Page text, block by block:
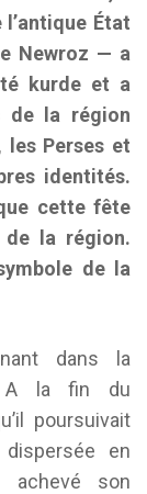
État
Newroz — a
kurde et a
de la région
les Perses et
identités.
cette fête
de la région.
de la
dans la
A la fin du
poursuivait
en
achevé son